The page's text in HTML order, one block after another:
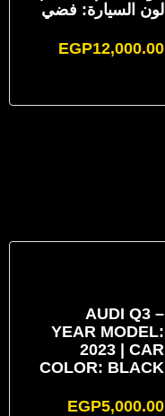
لون السيارة: فضي
EGP12,000.00
AUDI Q3 –
YEAR MODEL:
2023 | CAR
COLOR: BLACK
EGP5,000.00